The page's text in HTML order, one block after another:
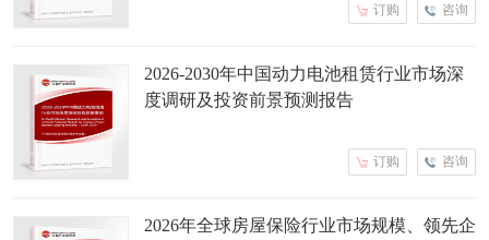
咨询
订购
2026-2030年中国动力电池租赁行业市场深
度调研及投资前景预测报告
咨询
订购
2026年全球房屋保险行业市场规模、领先企